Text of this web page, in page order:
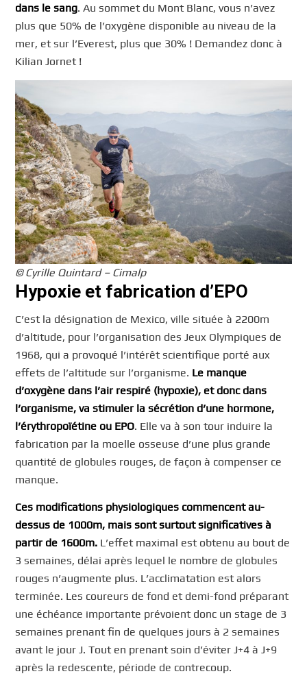
dans le sang. Au sommet du Mont Blanc, vous n’avez
plus que 50% de l’oxygène disponible au niveau de la
mer, et sur l’Everest, plus que 30% ! Demandez donc à
Kilian Jornet !
© Cyrille Quintard – Cimalp
Hypoxie et fabrication d’EPO
C’est la désignation de Mexico, ville située à 2200m
d’altitude, pour l’organisation des Jeux Olympiques de
1968, qui a provoqué l’intérêt scientifique porté aux
effets de l’altitude sur l’organisme. Le manque
d’oxygène dans l’air respiré (hypoxie), et donc dans
l’organisme, va stimuler la sécrétion d’une hormone,
l’érythropoïétine ou EPO. Elle va à son tour induire la
fabrication par la moelle osseuse d’une plus grande
quantité de globules rouges, de façon à compenser ce
manque.
Ces modifications physiologiques commencent au-
dessus de 1000m, mais sont surtout significatives à
partir de 1600m. L’effet maximal est obtenu au bout de
3 semaines, délai après lequel le nombre de globules
rouges n’augmente plus. L’acclimatation est alors
terminée. Les coureurs de fond et demi-fond préparant
une échéance importante prévoient donc un stage de 3
semaines prenant fin de quelques jours à 2 semaines
avant le jour J. Tout en prenant soin d’éviter J+4 à J+9
après la redescente, période de contrecoup.